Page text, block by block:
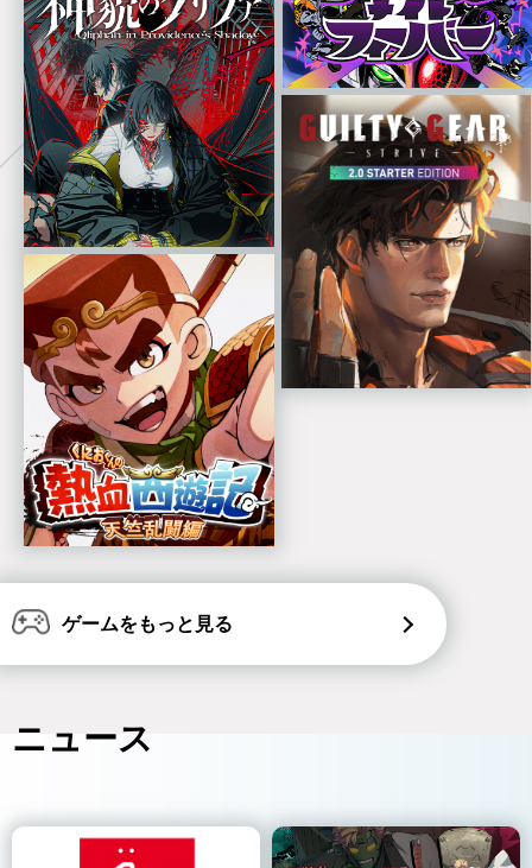
ゲームをもっと見る
ニュース